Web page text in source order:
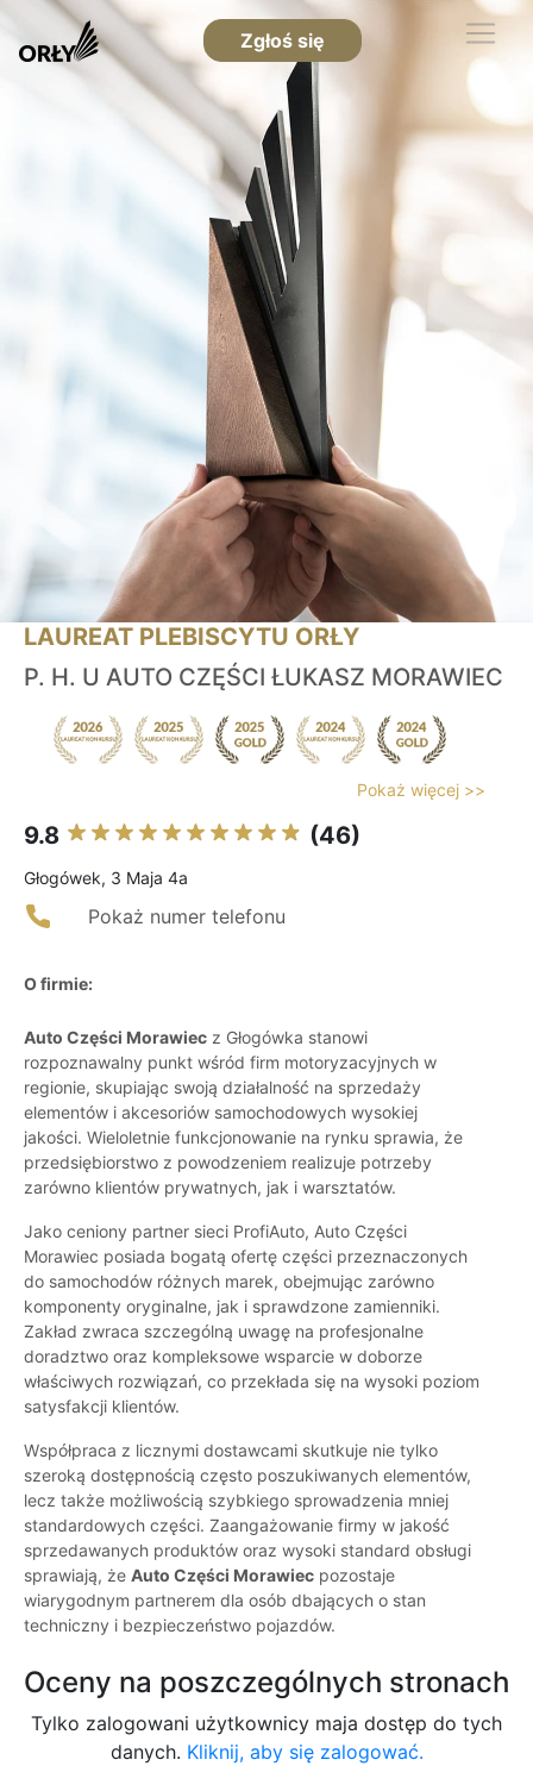
Zgłoś się
LAUREAT PLEBISCYTU ORŁY
P. H. U AUTO CZĘŚCI ŁUKASZ MORAWIEC
Pokaż więcej >>
9.8 (46)
Głogówek, 3 Maja 4a
Pokaż numer telefonu
O firmie:
Auto Części Morawiec z Głogówka stanowi
rozpoznawalny punkt wśród firm motoryzacyjnych w
regionie, skupiając swoją działalność na sprzedaży
elementów i akcesoriów samochodowych wysokiej
jakości. Wieloletnie funkcjonowanie na rynku sprawia, że
przedsiębiorstwo z powodzeniem realizuje potrzeby
zarówno klientów prywatnych, jak i warsztatów.
Jako ceniony partner sieci ProfiAuto, Auto Części
Morawiec posiada bogatą ofertę części przeznaczonych
do samochodów różnych marek, obejmując zarówno
komponenty oryginalne, jak i sprawdzone zamienniki.
Zakład zwraca szczególną uwagę na profesjonalne
doradztwo oraz kompleksowe wsparcie w doborze
właściwych rozwiązań, co przekłada się na wysoki poziom
satysfakcji klientów.
Współpraca z licznymi dostawcami skutkuje nie tylko
szeroką dostępnością często poszukiwanych elementów,
lecz także możliwością szybkiego sprowadzenia mniej
standardowych części. Zaangażowanie firmy w jakość
sprzedawanych produktów oraz wysoki standard obsługi
sprawiają, że Auto Części Morawiec pozostaje
wiarygodnym partnerem dla osób dbających o stan
techniczny i bezpieczeństwo pojazdów.
Oceny na poszczególnych stronach
Tylko zalogowani użytkownicy maja dostęp do tych
danych. Kliknij, aby się zalogować.